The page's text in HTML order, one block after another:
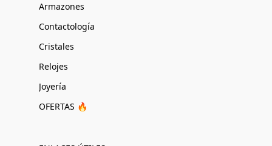
Armazones
Contactología
Cristales
Relojes
Joyería
OFERTAS 🔥